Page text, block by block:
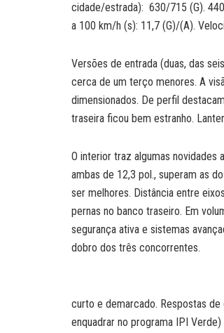
cidade/estrada): 630/715 (G).
a 100 km/h (s): 11,7 (G)/(A).
Versões de entrada (duas, das
cerca de um terço menores. A
dimensionados. De perfil
traseira ficou bem estranho.
O interior traz algumas novidades
ambas de 12,3 pol., superam as
ser melhores. Distância entre
pernas no banco traseiro. Em
segurança ativa e sistemas
dobro dos três concorrentes.
curto e demarcado. Respostas
enquadrar no programa IPI